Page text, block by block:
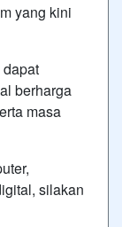
yang kini
berharga
masa
silakan